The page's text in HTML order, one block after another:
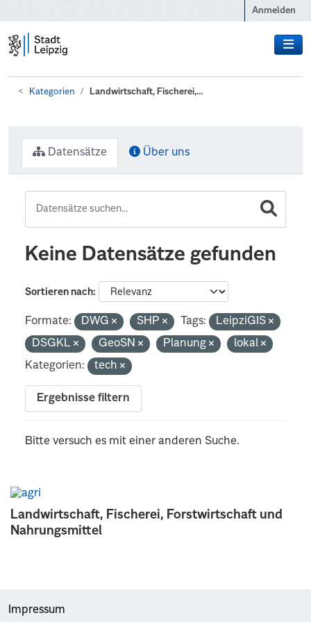
Anmelden
Kategorien Landwirtschaft, Fischerei,...
Landwirtschaft, Fischerei, Forstwirtschaft und
Nahrungsmittel
Datensätze Über uns
Keine Datensätze gefunden
Sortieren nach
Formate: DWG SHP Tags:
LeipziGIS
DSGKL
GeoSN Planung
lokal
Kategorien:
tech
Ergebnisse filtern
Bitte versuch es mit einer anderen Suche.
Impressum